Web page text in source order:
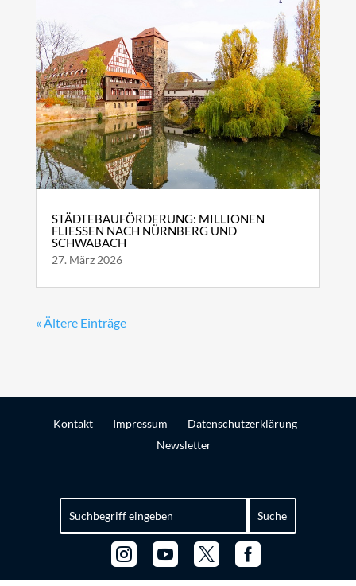
STÄDTEBAUFÖRDERUNG: MILLIONEN
FLIESSEN NACH NÜRNBERG UND S
CHWABACH
27. März 2026
« Ältere Einträge
Kontakt Impressum
Datenschutzerklärung
Newsletter
Suchen
nach:
   